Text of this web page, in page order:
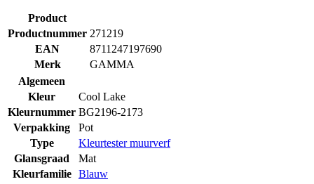
Product
Productnummer 271219
EAN
8711247197690
Merk
GAMMA
Algemeen
Kleur
Cool Lake
Kleurnummer BG2196-2173
Verpakking
Pot
Type
Kleurtester muurverf
Glansgraad
Mat
Kleurfamilie
Blauw